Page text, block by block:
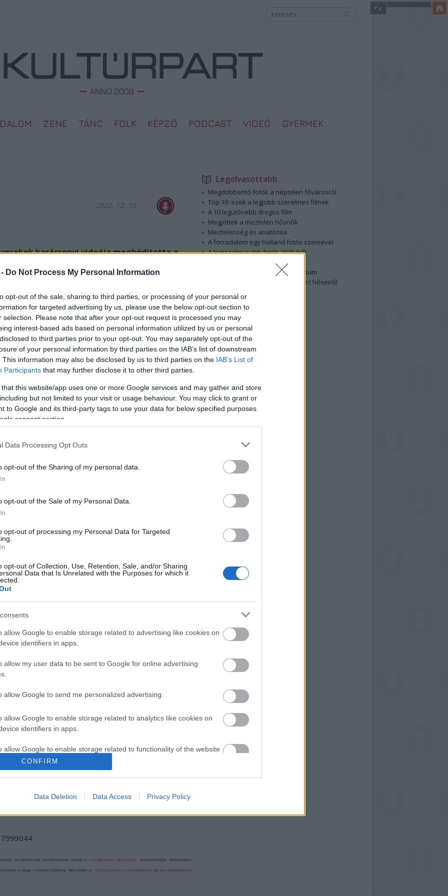
Do Not Process My Personal Information
opt-out of the sale, sharing to third parties, or processing of your personal or
for targeted advertising by us, please use the below opt-out section to
selection. Please note that after your opt-out request is processed you may
interest-based ads based on personal information utilized by us or personal
to third parties prior to your opt-out. You may separately opt-out of the
of your personal information by third parties on the IAB’s list of downstream
This information may also be disclosed by us to third parties on the IAB’s List of
Participants that may further disclose it to other third parties.
that this website/app uses one or more Google services and may gather and store
but not limited to your visit or usage behaviour. You may click to grant or
to Google and its third-party tags to use your data for below specified purposes
consent section.
Data Processing Opt Outs
opt-out of the Sharing of my personal data.
opt-out of the Sale of my Personal Data.
opt-out of processing my Personal Data for Targeted
opt-out of Collection, Use, Retention, Sale, and/or Sharing
Data that Is Unrelated with the Purposes for which it
allow Google to enable storage related to advertising like cookies on
identifiers in apps.
allow my user data to be sent to Google for online advertising
allow Google to send me personalized advertising.
allow Google to enable storage related to analytics like cookies on
identifiers in apps.
allow Google to enable storage related to functionality of the website
allow Google to enable storage related to personalization.
functionality and fraud prevention, and other user protection.
CONFIRM
Data Deletion Data Access Privacy Policy
ZENE TÁNC FOLK KÉPZŐ PODCAST VIDEÓ GYERMEK
2022. 12. 10.
karácsonyi videója meghódította a
körülményeiről Báder Ernő, Hámori
Máltai Szimfónia kezdeményezése a felzárkózó
zenei esélyteremtő
Ennek egyik fontos állomása volt
kapcsolódóvideókliprögzítése.
Hámori Mátéval, a Máltai Szimfónia
és az ötletgazda-mentorral Báder Ernővel
Trend FM 94.2-n futó adásában 2022
Zenekar Jótékonyság Cigányság
ORSZÁGOS
ÉS
KIRAKODÓVÁSÁR
MOZART-NAP
tartalomnak minősülnek, értük a szolgáltatás technikai üzemeltetője semmilyen
a blog szerkesztőjéhez. Részletek a Felhasználási feltételekben és azadatvédelmi
Legolvasottabb
Megdöbbentő fotók a néptelen fővárosról
Top 10: ezek a legjobb szerelmes filmek
A 10 legütősebb drogos film
Megjöttek a meztelen hősnők
Meztelenség és anatómia
A forradalom egy holland fotós szemével
A legizgalmasabb fotók 2015-ből
Készülőben a nagy meztelen album
Nézd meg a 48-as szabadságharc hőseiről
Hírlevél feliratkozás